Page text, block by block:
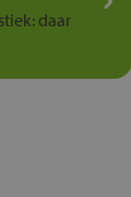
daar